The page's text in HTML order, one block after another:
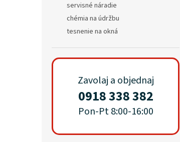
servisné náradie
chémia na údržbu
tesnenie na okná
Zavolaj a objednaj
0918 338 382
Pon-Pt 8:00-16:00